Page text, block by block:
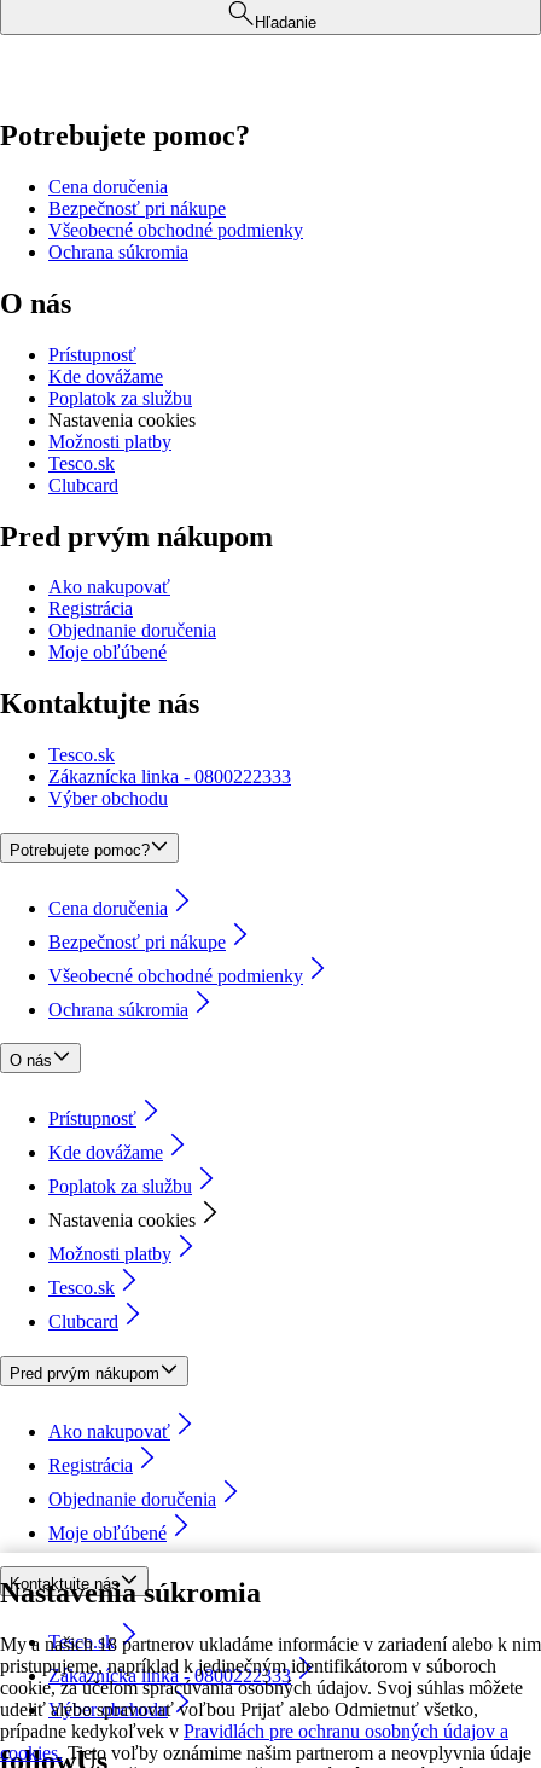
Nastavenia súkromia
My a našich 18 partnerov ukladáme informácie v zariadení alebo k nim
pristupujeme, napríklad k jedinečným identifikátorom v súboroch
cookie, za účelom spracúvania osobných údajov. Svoj súhlas môžete
udeliť alebo spravovať voľbou Prijať alebo Odmietnuť všetko,
prípadne kedykoľvek v Pravidlách pre ochranu osobných údajov a
cookies. Tieto voľby oznámime našim partnerom a neovplyvnia údaje
Hľadanie
Potrebujete pomoc?
Cena doručenia
Bezpečnosť pri nákupe
Všeobecné obchodné podmienky
Ochrana súkromia
O nás
Prístupnosť
Kde dovážame
Poplatok za službu
Nastavenia cookies
Možnosti platby
Tesco.sk
Clubcard
Pred prvým nákupom
Ako nakupovať
Registrácia
Objednanie doručenia
Moje obľúbené
Kontaktujte nás
Tesco.sk
Zákaznícka linka - 0800222333
Výber obchodu
Potrebujete pomoc?
Cena doručenia
Bezpečnosť pri nákupe
Všeobecné obchodné podmienky
Ochrana súkromia
O nás
Prístupnosť
Kde dovážame
Poplatok za službu
Nastavenia cookies
Možnosti platby
Tesco.sk
Clubcard
Pred prvým nákupom
Ako nakupovať
Registrácia
Objednanie doručenia
Moje obľúbené
Kontaktujte nás
Tesco.sk
Zákaznícka linka - 0800222333
Výber obchodu
followUs